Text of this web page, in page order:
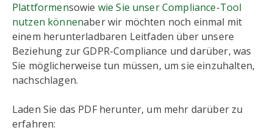
Plattformensowie wie Sie unser Compliance-Tool
nutzen könnenaber wir möchten noch einmal mit
einem herunterladbaren Leitfaden über unsere
Beziehung zur GDPR-Compliance und darüber, was
Sie möglicherweise tun müssen, um sie einzuhalten,
nachschlagen.
Laden Sie das PDF herunter, um mehr darüber zu
erfahren: